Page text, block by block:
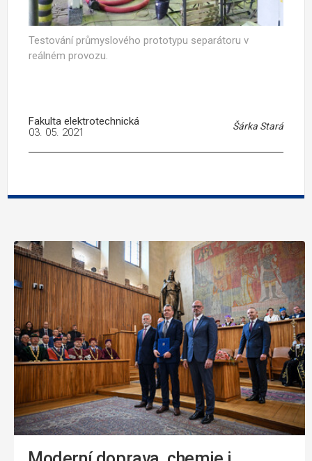
Testování průmyslového prototypu separátoru v
reálném provozu.
Fakulta elektrotechnická Šárka Stará
03. 05. 2021